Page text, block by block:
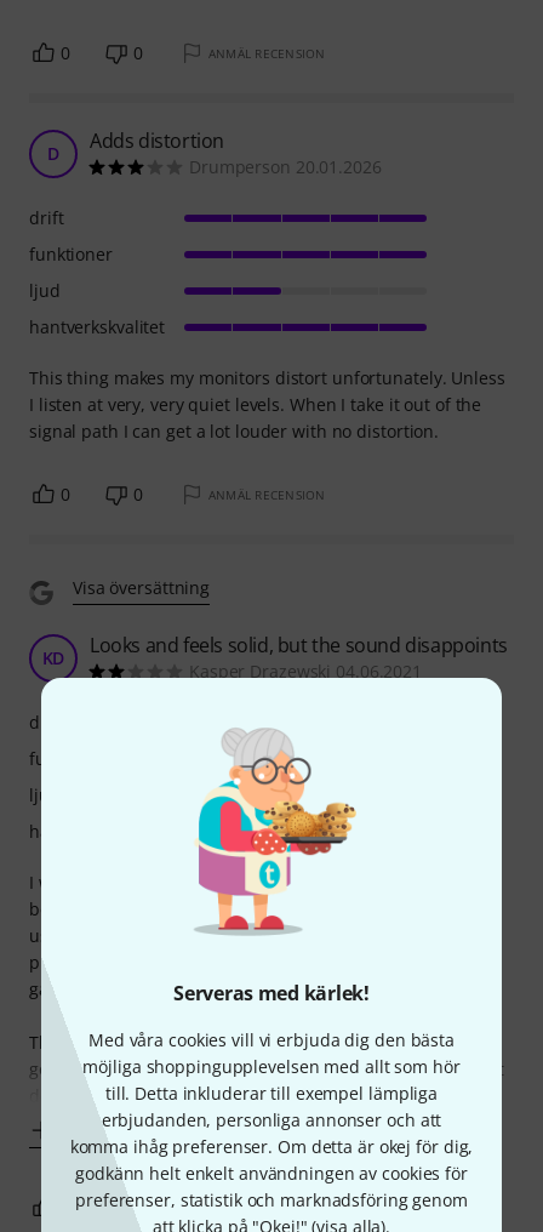
Serveras med kärlek!
Med våra cookies vill vi erbjuda dig den bästa
möjliga shoppingupplevelsen med allt som hör
till. Detta inkluderar till exempel lämpliga
erbjudanden, personliga annonser och att
komma ihåg preferenser. Om detta är okej för dig,
godkänn helt enkelt användningen av cookies för
preferenser, statistik och marknadsföring genom
att klicka på "Okej!" (visa alla).
0 0 ANMÄL RECENSION
D Adds distortion
Drumperson 20.01.2026
This thing makes my monitors distort unfortunately. Unless
I listen at very, very quiet levels. When I take it out of the
signal path I can get a lot louder with no distortion.
drift
funktioner
ljud
hantverkskvalitet
0 0 ANMÄL RECENSION
Visa översättning
KD Looks and feels solid, but the sound disappoints
Kasper Drazewski 04.06.2021
I wanted to use the Monitor1 volume control as a safety
between my Audient ID44 interface and IK MTM monitors,
using Mogami 2534 cables. Its simplicity was quite
promising and I tried it for almost a month until I finally
gave up.
The good: It's a well built, pleasant looking device with a
good feel to the enclosure, buttons and the volume knob. It
does not
Visa mer
drift
funktioner
ljud
hantverkskvalitet
13 4 ANMÄL RECENSION